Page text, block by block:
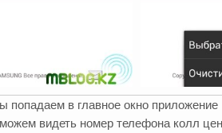
попадаем в главное окно
видеть номер телефона колл